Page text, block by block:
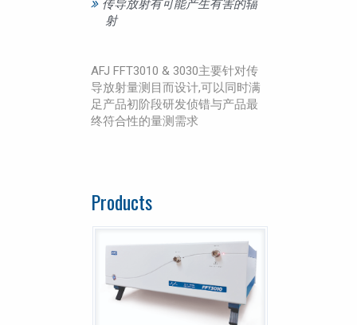
传导放射有可能产生有害的辐
射
AFJ FFT3010 & 3030主要针对传
导放射量测目而设计,可以同时满
足产品初阶段研发侦错与产品最
终符合性的量测需求
Products